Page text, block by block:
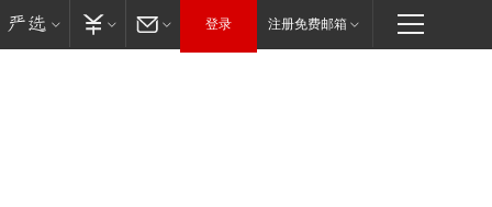
登录 注册免费邮箱